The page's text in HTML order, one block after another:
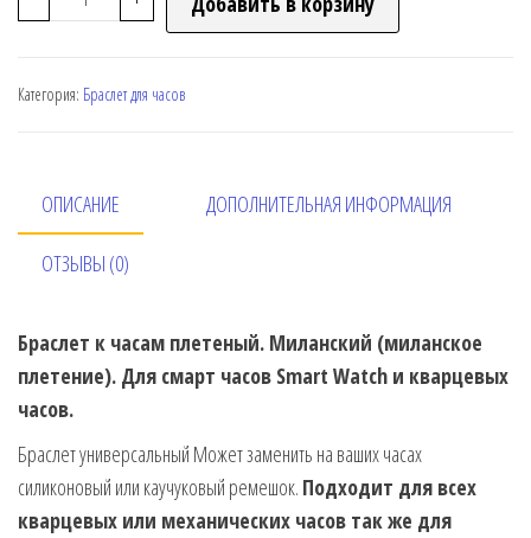
Категория: Браслет для часов
ОПИСАНИЕ ДОПОЛНИТЕЛЬНАЯ ИНФОРМАЦИЯ
ОТЗЫВЫ (0)
Браслет к часам плетеный. Миланский (миланское
плетение). Для смарт часов Smart Watch и кварцевых
часов.
Браслет универсальный Может заменить на ваших часах
силиконовый или каучуковый ремешок. Подходит для всех
кварцевых или механических часов так же для